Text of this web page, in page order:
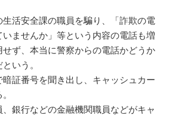
活安全課の職員を騙り、「詐欺の電
ませんか」等という内容の電話も増
せず、本当に警察からの電話かどうか
いう。
暗証番号を聞き出し、キャッシュカー
、銀行などの金融機関職員などがキャ